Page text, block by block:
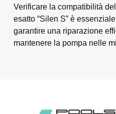
Verificare la compatibilità
esatto “Silen S” è
garantire una riparazione
mantenere la pompa nelle